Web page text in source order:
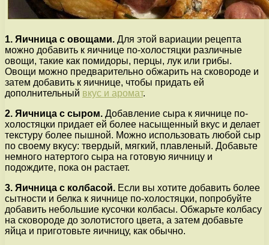
1. Яичница с овощами. Для этой вариации рецепта
можно добавить к яичнице по-холостяцки различные
овощи, такие как помидоры, перцы, лук или грибы.
Овощи можно предварительно обжарить на сковороде и
затем добавить к яичнице, чтобы придать ей
дополнительный вкус и аромат.
2. Яичница с сыром. Добавление сыра к яичнице по-
холостяцки придает ей более насыщенный вкус и делает
текстуру более пышной. Можно использовать любой сыр
по своему вкусу: твердый, мягкий, плавленый. Добавьте
немного натертого сыра на готовую яичницу и
подождите, пока он растает.
3. Яичница с колбасой. Если вы хотите добавить более
сытности и белка к яичнице по-холостяцки, попробуйте
добавить небольшие кусочки колбасы. Обжарьте колбасу
на сковороде до золотистого цвета, а затем добавьте
яйца и приготовьте яичницу, как обычно.